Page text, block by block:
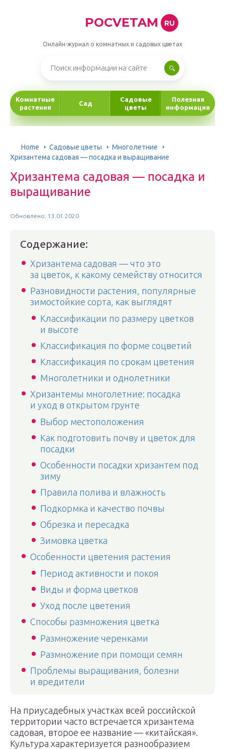
POCVETAM RU
Онлайн-журнал о комнатных и садовых цветах
Комнатные
растения
Сад
Садовые
цветы
Полезная
информация
Home Садовые цветы
Многолетние
Хризантема садовая — посадка и выращивание
Хризантема садовая — посадка и
выращивание
Обновлено: 13.01.2020
Содержание:
Хризантема садовая — что это
за цветок, к какому семейству относится
Разновидности растения, популярные
зимостойкие сорта, как выглядят
Классификации по размеру цветков
и высоте
Классификация по форме соцветий
Классификация по срокам цветения
Многолетники и однолетники
Хризантемы многолетние: посадка
и уход в открытом грунте
Выбор местоположения
Как подготовить почву и цветок для
посадки
Особенности посадки хризантем под
зиму
Правила полива и влажность
Подкормка и качество почвы
Обрезка и пересадка
Зимовка цветка
Особенности цветения растения
Период активности и покоя
Виды и форма цветков
Уход после цветения
Способы размножения цветка
Размножение черенками
Размножение при помощи семян
Проблемы выращивания, болезни
и вредители
На приусадебных участках всей российской
территории часто встречается хризантема
садовая, второе ее название — «китайская».
Культура характеризуется разнообразием